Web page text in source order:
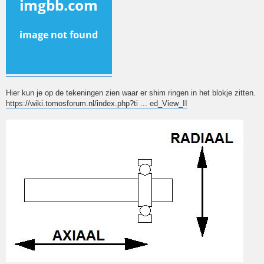
Hier kun je op de tekeningen zien waar er shim ringen in het blokje zitten.
https://wiki.tomosforum.nl/index.php?ti ... ed_View_II